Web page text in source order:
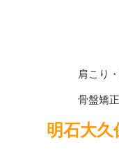
肩こり
骨盤矯
明石大